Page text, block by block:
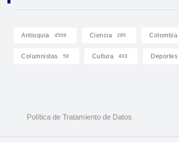
Antioquia 4509 Ciencia 285 Colombia
Columnistas 58 Cultura 403 Deportes
Política de Tratamiento de Datos